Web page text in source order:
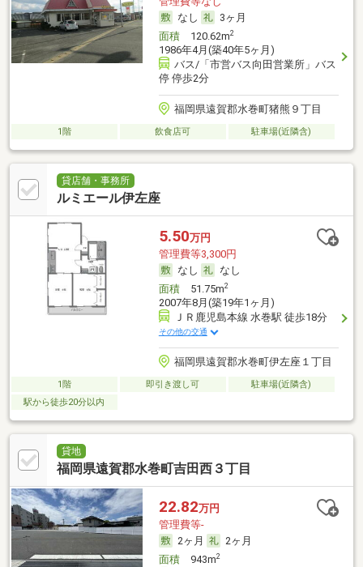
なし
3ヶ月
面積120.62m2
1986年4月(築40年5ヶ月)
バス/「市営バス向田営業所」バス
停 停歩2分
福岡県遠賀郡水巻町猪熊９丁目
1階 飲食店可 駐車場(近隣含)
貸店舗・事務所
ルミエール伊左座
5.50万円
管理費等3,300円
なし
なし
面積51.75m2
2007年8月(築19年1ヶ月)
ＪＲ鹿児島本線 水巻駅 徒歩18分
その他の交通
福岡県遠賀郡水巻町伊左座１丁目
1階 即引き渡し可
駐車場(近隣含)
駅から徒歩20分以内
貸地
福岡県遠賀郡水巻町吉田西３丁目
22.82万円
管理費等-
2ヶ月
2ヶ月
面積943m2